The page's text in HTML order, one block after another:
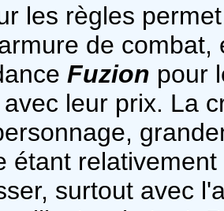
les règles
de
Fuzion pour
leur prix. La
étant
surtout avec